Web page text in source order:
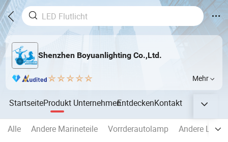
Shenzhen Boyuanlighting Co.,Ltd.
Mehr
StartseiteProdukt UnternehmenEntdeckenKontakt
Alle Andere Marineteile Vorrderautolamp
Andere LED